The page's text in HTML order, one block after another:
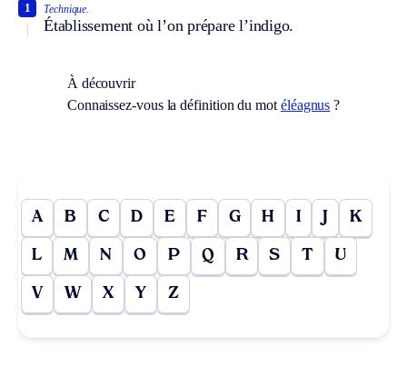
Technique.
Établissement où l’on prépare l’indigo.
1
À découvrir
Connaissez-vous la définition du mot éléagnus ?
A B C D E F G H I J K
L M N O P Q R S T U
V W X Y Z